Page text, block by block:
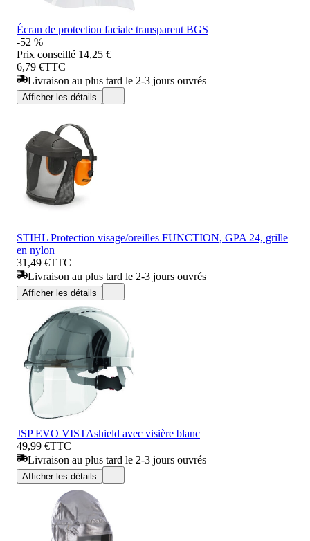
Écran de protection faciale transparent BGS
-52 %
Prix conseillé 14,25 €
6,79 €TTC
Livraison au plus tard le 2-3 jours ouvrés
Afficher les détails
STIHL Protection visage/oreilles FUNCTION, GPA 24, grille
en nylon
31,49 €TTC
Livraison au plus tard le 2-3 jours ouvrés
Afficher les détails
JSP EVO VISTAshield avec visière blanc
49,99 €TTC
Livraison au plus tard le 2-3 jours ouvrés
Afficher les détails